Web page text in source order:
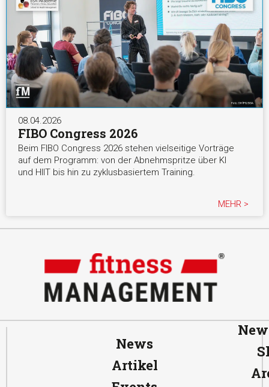
08.04.2026
FIBO Congress 2026
Beim FIBO Congress 2026 stehen vielseitige Vorträge
auf dem Programm: von der Abnehmspritze über KI
und HIIT bis hin zu zyklusbasiertem Training.
MEHR >
News
Artikel